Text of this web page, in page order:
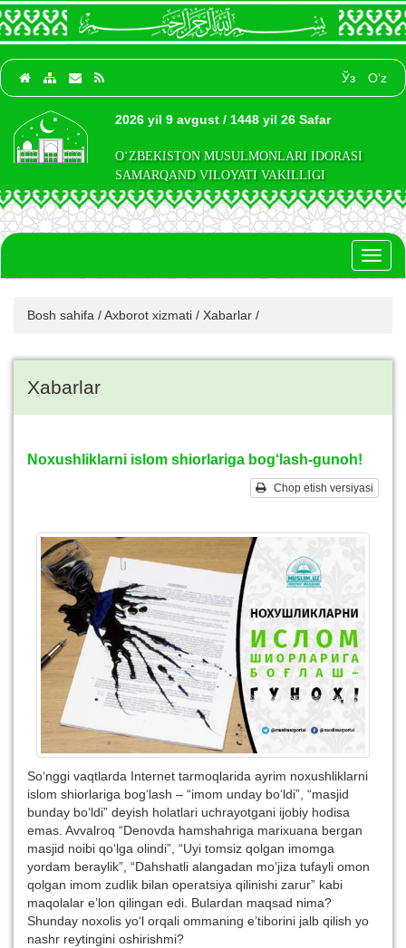
Ўз O‘z
2026 yil 9 avgust / 1448 yil 26 Safar
O‘ZBEKISTON MUSULMONLARI IDORASI
SAMARQAND VILOYATI VAKILLIGI
Bosh sahifa /Axborot xizmati / Xabarlar /
Xabarlar
Noxushliklarni islom shiorlariga bog‘lash-gunoh!
Chop etish versiyasi
So‘nggi vaqtlarda Internet tarmoqlarida ayrim noxushliklarni
islom shiorlariga bog‘lash – “imom unday bo‘ldi”, “masjid
bunday bo‘ldi” deyish holatlari uchrayotgani ijobiy hodisa
emas. Avvalroq “Denovda hamshahriga marixuana bergan
masjid noibi qo‘lga olindi”, “Uyi tomsiz qolgan imomga
yordam beraylik”, “Dahshatli alangadan mo‘jiza tufayli omon
qolgan imom zudlik bilan operatsiya qilinishi zarur” kabi
maqolalar e’lon qilingan edi. Bulardan maqsad nima?
Shunday noxolis yo‘l orqali ommaning e’tiborini jalb qilish yo
nashr reytingini oshirishmi?